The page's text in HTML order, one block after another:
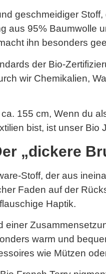
geschmeidiger
aus 95% Baumwolle
ihn besonders
der Bio-
wir Chemikalien,
155 cm, Wenn du
bist, ist unser Bio
„dickere
Stoff, der aus
Faden auf der
Haptik.
einer
warm und
wie Mützen